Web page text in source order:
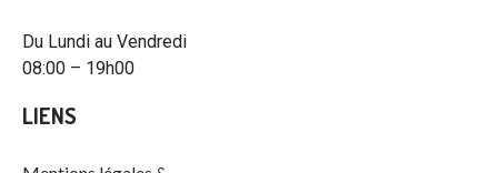
Du Lundi au Vendredi
08:00 – 19h00
LIENS